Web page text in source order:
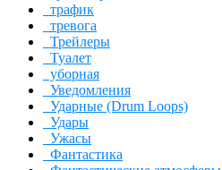
трафик
тревога
Трейлеры
Туалет
уборная
Уведомления
Ударные (Drum Loops)
Удары
Ужасы
Фантастика